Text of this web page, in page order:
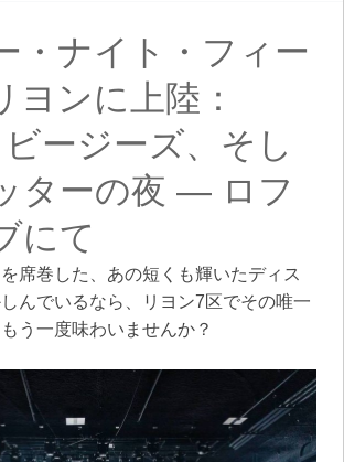
・ナイト・フィー
ヨンに上陸：
ージーズ、そし
ターの夜 ― ロフ
にて
席巻した、あの短くも輝いたディス
んでいるなら、リヨン7区でその唯一
う一度味わいませんか？